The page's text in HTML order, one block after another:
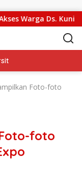
Warga Ds. Kuning
Foto-foto
foto